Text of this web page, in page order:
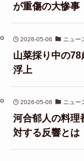
が重傷の大惨事
2026-05-06 ニュー
山菜採り中の
浮上
2026-05-06 ニュー
河合郁人の料理
対する反響とは